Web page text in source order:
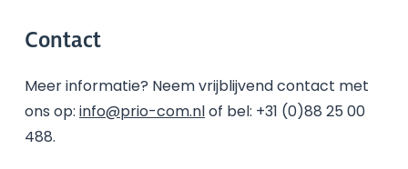
Contact
Meer informatie? Neem vrijblijvend contact met
ons op: info@prio-com.nlof bel: +31 (0)88 25 00
488.